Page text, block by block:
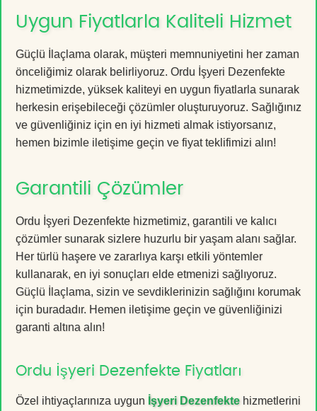
Uygun Fiyatlarla Kaliteli Hizmet
Güçlü İlaçlama olarak, müşteri memnuniyetini her zaman
önceliğimiz olarak belirliyoruz. Ordu İşyeri Dezenfekte
hizmetimizde, yüksek kaliteyi en uygun fiyatlarla sunarak
herkesin erişebileceği çözümler oluşturuyoruz. Sağlığınız
ve güvenliğiniz için en iyi hizmeti almak istiyorsanız,
hemen bizimle iletişime geçin ve fiyat teklifimizi alın!
Garantili Çözümler
Ordu İşyeri Dezenfekte hizmetimiz, garantili ve kalıcı
çözümler sunarak sizlere huzurlu bir yaşam alanı sağlar.
Her türlü haşere ve zararlıya karşı etkili yöntemler
kullanarak, en iyi sonuçları elde etmenizi sağlıyoruz.
Güçlü İlaçlama, sizin ve sevdiklerinizin sağlığını korumak
için buradadır. Hemen iletişime geçin ve güvenliğinizi
garanti altına alın!
Ordu İşyeri Dezenfekte Fiyatları
Özel ihtiyaçlarınıza uygun İşyeri Dezenfektehizmetlerini